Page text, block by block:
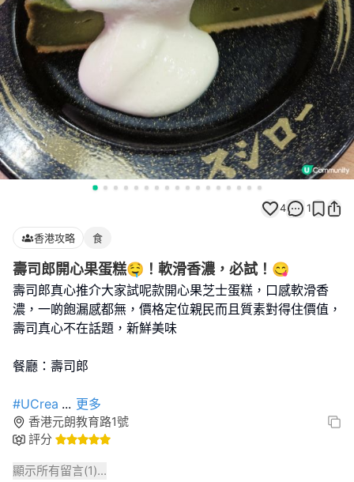
4 1
香港攻略 食
壽司郎開心果蛋糕🤤！軟滑香濃，必試！😋
壽司郎真心推介大家試呢款開心果芝士蛋糕，口感軟滑香
濃，一啲飽漏感都無，價格定位親民而且質素對得住價值，
壽司真心不在話題，新鮮美味
餐廳：壽司郎
#UCrea ... 更多
香港元朗教育路1號
評分
顯示所有留言(1)...